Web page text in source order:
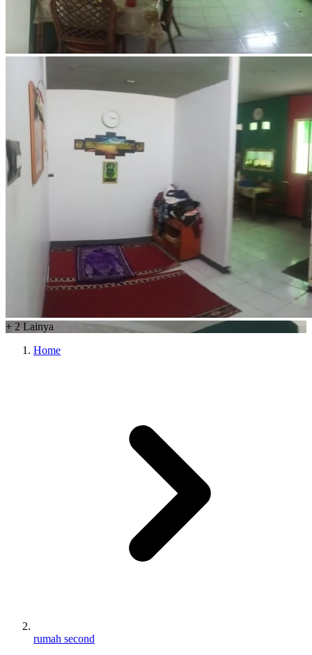
+ 2 Lainya
Home
rumah second